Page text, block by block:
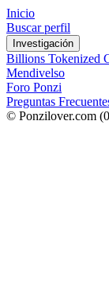
Inicio
Buscar perfil
Investigación
Billions Tokenized
Mendivelso
Foro Ponzi
Preguntas
© Ponzilover.com